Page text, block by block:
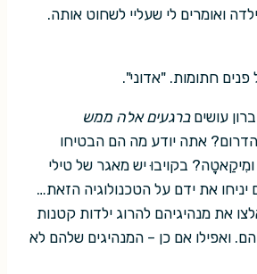
ואומרים לי שעליי לשחוט אותה.
חתומות. "אדוני".
עושיםברגעים אלה ממש
אתה יודע מה הם הבטיחו
ומִיקַאטָה? בקויבוּ יש מאגר של טילי
את ידם על הטכנולוגיה הזאת…
את מנהיגיהם להרוג ילדות קטנות
ואפילו אם כן – המנהיגים שלהם לא